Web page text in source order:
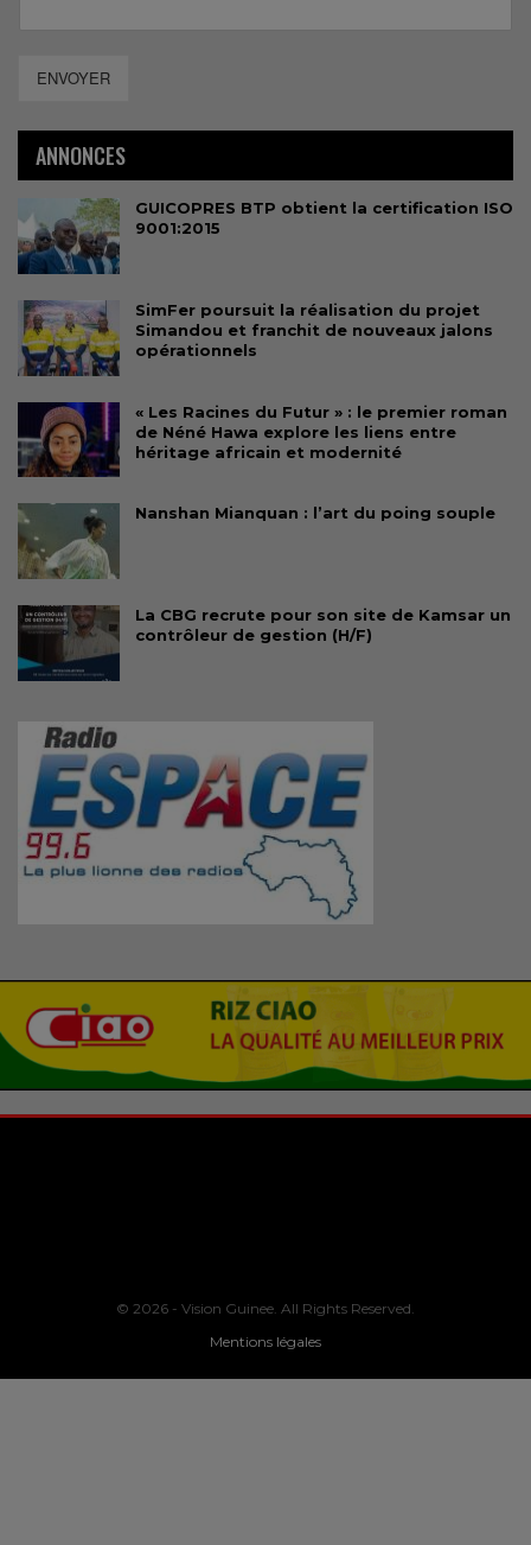
ENVOYER
ANNONCES
GUICOPRES BTP obtient la certification ISO
9001:2015
SimFer poursuit la réalisation du projet
Simandou et franchit de nouveaux jalons
opérationnels
« Les Racines du Futur » : le premier roman
de Néné Hawa explore les liens entre
héritage africain et modernité
Nanshan Mianquan : l’art du poing souple
La CBG recrute pour son site de Kamsar un
contrôleur de gestion (H/F)
© 2026 - Vision Guinee. All Rights Reserved.
Mentions légales